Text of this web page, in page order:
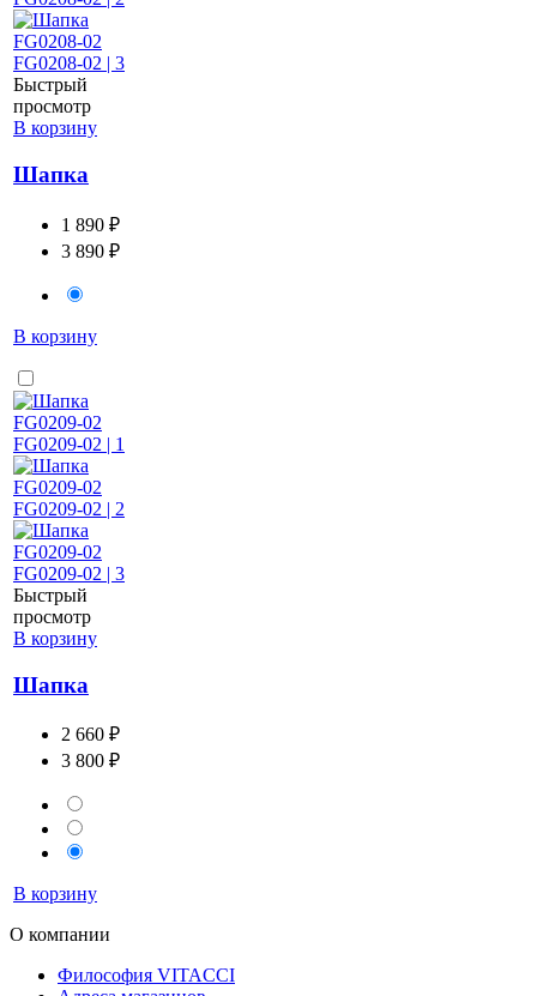
Быстрый
просмотр
В корзину
Шапка
1 890 ₽
3 890 ₽
В корзину
Быстрый
просмотр
В корзину
Шапка
2 660 ₽
3 800 ₽
В корзину
О компании
Философия VITACCI